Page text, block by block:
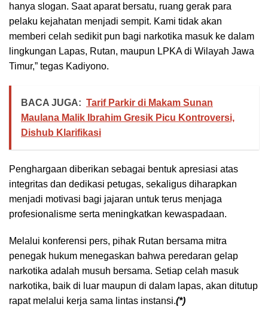
hanya slogan. Saat aparat bersatu, ruang gerak para
pelaku kejahatan menjadi sempit. Kami tidak akan
memberi celah sedikit pun bagi narkotika masuk ke dalam
lingkungan Lapas, Rutan, maupun LPKA di Wilayah Jawa
Timur,” tegas Kadiyono.
BACA JUGA: Tarif Parkir di Makam Sunan
Maulana Malik Ibrahim Gresik Picu Kontroversi,
Dishub Klarifikasi
Penghargaan diberikan sebagai bentuk apresiasi atas
integritas dan dedikasi petugas, sekaligus diharapkan
menjadi motivasi bagi jajaran untuk terus menjaga
profesionalisme serta meningkatkan kewaspadaan.
Melalui konferensi pers, pihak Rutan bersama mitra
penegak hukum menegaskan bahwa peredaran gelap
narkotika adalah musuh bersama. Setiap celah masuk
narkotika, baik di luar maupun di dalam lapas, akan ditutup
rapat melalui kerja sama lintas instansi.(*)